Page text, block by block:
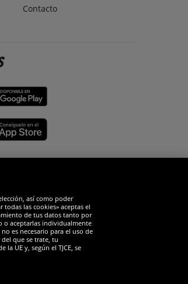
Contacto
así como poder
las cookies» aceptas el
de tus datos tanto por
o aceptarlas individualmente
es necesario para el uso de
que se trate, tu
UE y, según el TJCE, se